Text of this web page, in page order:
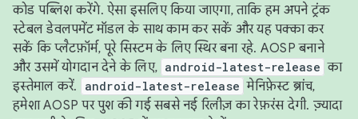
कोड पब्लिश करेंगे. ऐसा इसलिए किया जाएगा, ताकि हम अपने ट्रंक
स्टेबल डेवलपमेंट मॉडल के साथ काम कर सकें और यह पक्का कर
सकें कि प्लैटफ़ॉर्म, पूरे सिस्टम के लिए स्थिर बना रहे. AOSP बनाने
और उसमें योगदान देने के लिए, android-latest-release का
इस्तेमाल करें.
android-latest-release मेनिफ़ेस्ट ब्रांच,
हमेशा AOSP पर पुश की गई सबसे नई रिलीज़ का रेफ़रंस देगी. ज़्यादा